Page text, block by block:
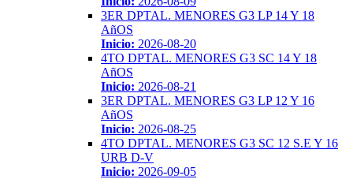
3ER DPTAL. MENORES G3 LP 14 Y 18
AñOS
Inicio: 2026-08-20
4TO DPTAL. MENORES G3 SC 14 Y 18
AñOS
Inicio: 2026-08-21
3ER DPTAL. MENORES G3 LP 12 Y 16
AñOS
Inicio: 2026-08-25
4TO DPTAL. MENORES G3 SC 12 S.E Y 16
URB D-V
Inicio: 2026-09-05